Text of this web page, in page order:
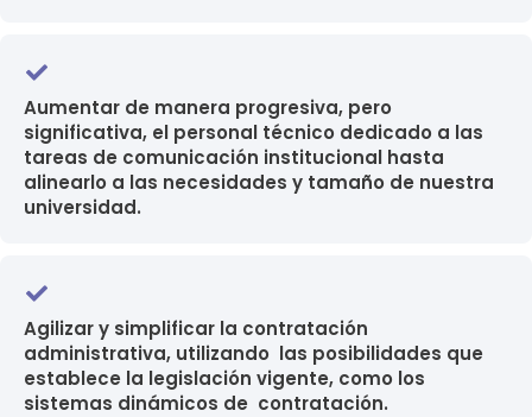
Aumentar de manera progresiva, pero
significativa, el personal técnico dedicado a las
tareas de comunicación institucional hasta
alinearlo a las necesidades y tamaño de nuestra
universidad.
Agilizar y simplificar la contratación
administrativa, utilizando las posibilidades que
establece la legislación vigente, como los
sistemas dinámicos de contratación.